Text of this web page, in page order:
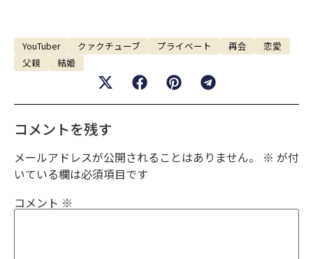
YouTuber クァクチューブ プライベート 再会
恋愛
父親
結婚
コメントを残す
メールアドレスが公開されることはありません。 ※ が付
いている欄は必須項目です
コメント ※